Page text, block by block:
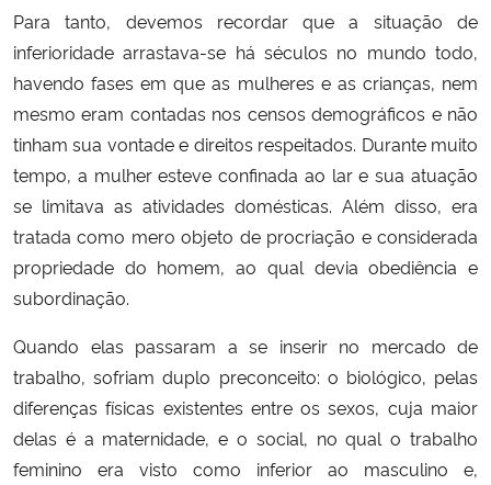
Ministério do Desenvolvimento Regional
Controladoria-Geral da União
Ministério da Mulher, da Família e dos Direitos Humanos
Secretaria-Geral
Gabinete de Segurança Institucional
Advocacia-Geral da União
Para tanto, devemos recordar que a situação de
inferioridade arrastava-se há séculos no mundo todo,
havendo fases em que as mulheres e as crianças, nem
mesmo eram contadas nos censos demográficos e não
tinham sua vontade e direitos respeitados. Durante muito
tempo, a mulher esteve confinada ao lar e sua atuação
se limitava as atividades domésticas. Além disso, era
tratada como mero objeto de procriação e considerada
propriedade do homem, ao qual devia obediência e
subordinação.
Quando elas passaram a se inserir no mercado de
trabalho, sofriam duplo preconceito: o biológico, pelas
diferenças físicas existentes entre os sexos, cuja maior
delas é a maternidade, e o social, no qual o trabalho
feminino era visto como inferior ao masculino e,